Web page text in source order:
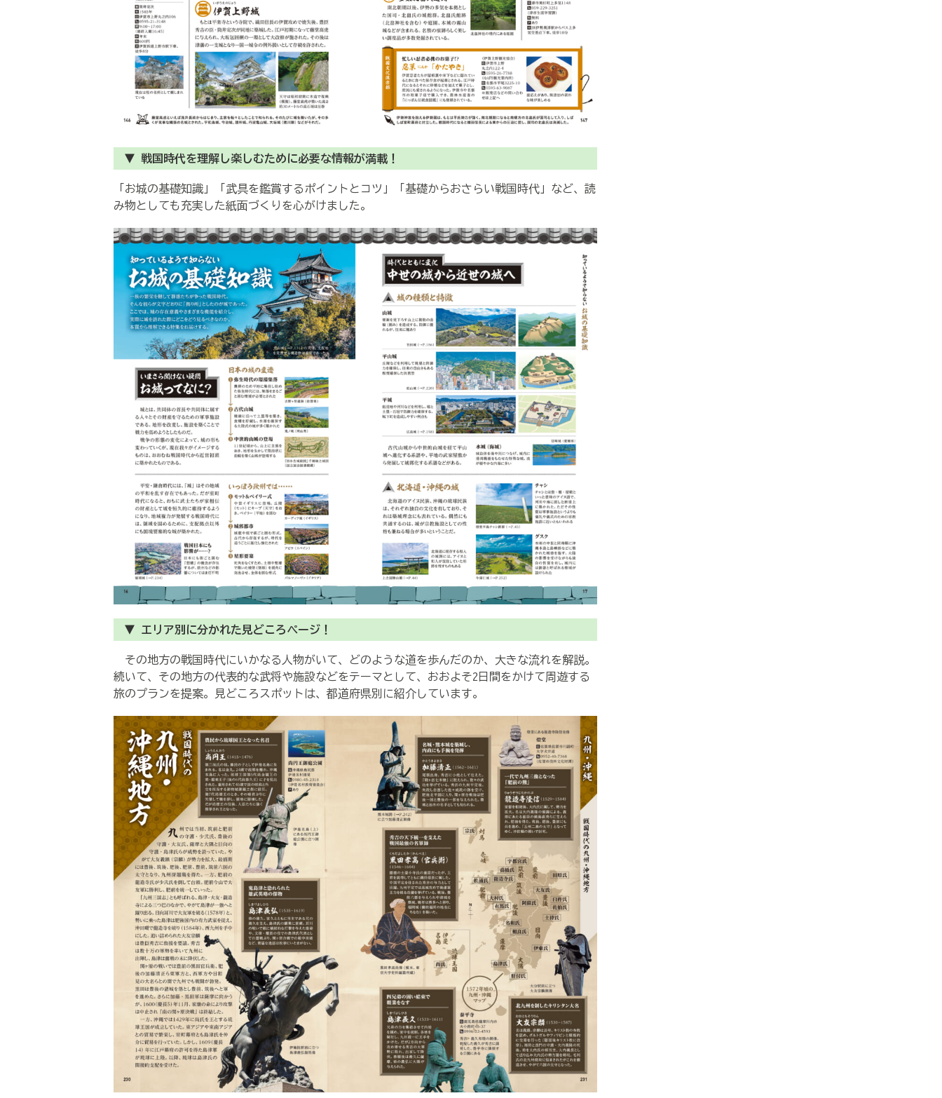
▼ 戦国時代を理解し楽しむために必要な情報が満載！
「お城の基礎知識」「武具を鑑賞するポイントとコツ」「基礎からおさらい戦国時代」など、読
み物としても充実した紙面づくりを心がけました。
▼ エリア別に分かれた見どころページ！
その地方の戦国時代にいかなる人物がいて、どのような道を歩んだのか、大きな流れを解説。
続いて、その地方の代表的な武将や施設などをテーマとして、おおよそ2日間をかけて周遊する
旅のプランを提案。見どころスポットは、都道府県別に紹介しています。